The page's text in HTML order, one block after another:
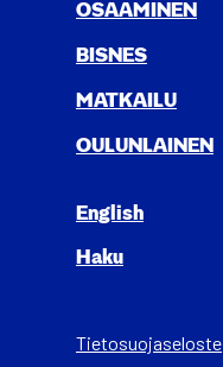
OSAA­MI­NEN
BIS­NES
MAT­KAI­LU
OULUN­LAI­NEN
English
Haku
Tietosuojaseloste